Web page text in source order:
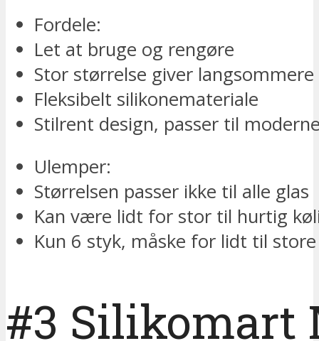
Fordele:
Let at bruge og rengøre
Stor størrelse giver
Fleksibelt silikonemateriale
Stilrent design, passer til
Ulemper:
Størrelsen passer ikke til alle glas
Kan være lidt for stor til hurtig
Kun 6 styk, måske for lidt til
#3 Silikomart